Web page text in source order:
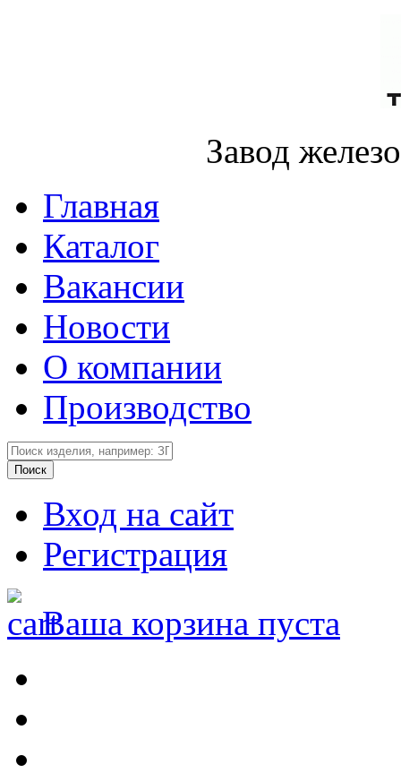
Завод
Главная
Каталог
Вакансии
Новости
О компании
Производство
Вход на сайт
Регистрация
Ваша корзина пуста